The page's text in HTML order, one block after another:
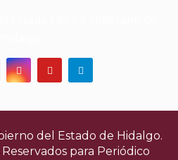
del Estado de Hidalgo.
para Periódico